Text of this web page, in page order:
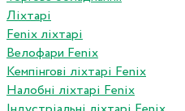
Ліхтарі
Fenix ліхтарі
Велофари Fenix
Кемпінгові ліхтарі Fenix
Налобні ліхтарі Fenix